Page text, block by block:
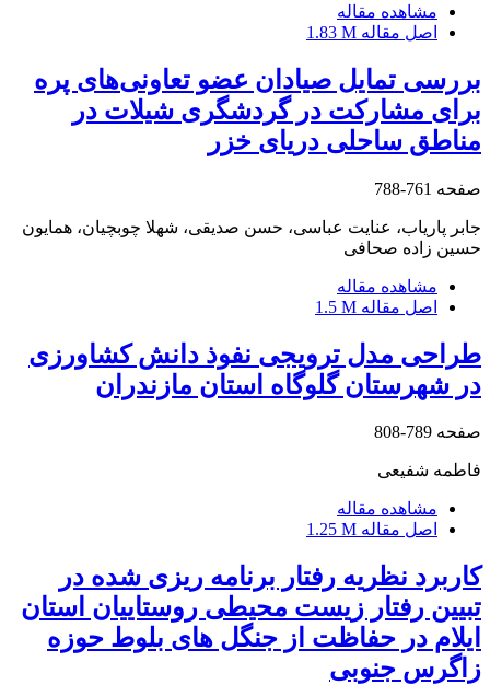
مشاهده مقاله
اصل مقاله 1.83 M
بررسی تمایل صیادان عضو تعاونی‌‌های پره
برای مشارکت در گردشگری شیلات در
مناطق ساحلی دریای خزر
صفحه 761-788
جابر پاریاب، عنایت عباسی، حسن صدیقی، شهلا چوبچیان، همایون
حسین زاده صحافی
مشاهده مقاله
اصل مقاله 1.5 M
طراحی مدل ترویجی نفوذ دانش کشاورزی
در شهرستان گلوگاه استان مازندران
صفحه 789-808
فاطمه شفیعی
مشاهده مقاله
اصل مقاله 1.25 M
کاربرد نظریه رفتار برنامه ریزی شده در
تبیین رفتار زیست محیطی روستاییان استان
ایلام در حفاظت از جنگل های بلوط حوزه
زاگرس جنوبی